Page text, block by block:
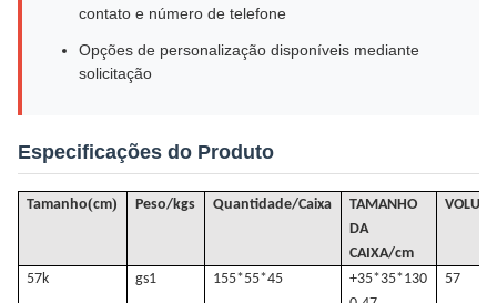
contato e número de telefone
Opções de personalização disponíveis mediante
solicitação
Especificações do Produto
Tamanho(cm) Peso/kgs Quantidade/Caixa
TAMANHO
DA
CAIXA/cm
57k gs1 155*55*45
+35*35*130
57